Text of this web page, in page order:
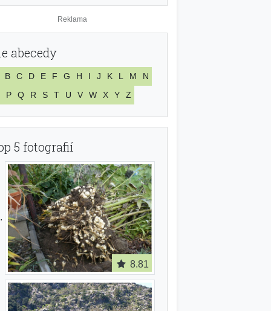
abecedy
B C D E F G H I J K L M
N
P
Q R S T U V W X Y Z
5 fotografií
8.81